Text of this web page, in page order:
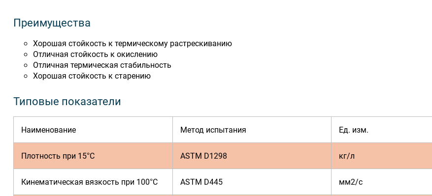
Преимущества
Хорошая стойкость к термическому растрескиванию
Отличная стойкость к окислению
Отличная термическая стабильность
Хорошая стойкость к старению
Типовые показатели
Наименование Метод испытания Ед. изм.
Плотность при 15°C ASTM D1298 кг/л
Кинематическая вязкость при 100°C ASTM D445 мм2/с